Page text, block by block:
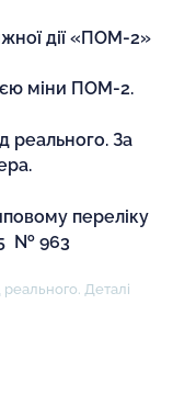
дії «ПОМ-2»
міни ПОМ-2.
реального. За
переліку
№ 963
реального. Деталі